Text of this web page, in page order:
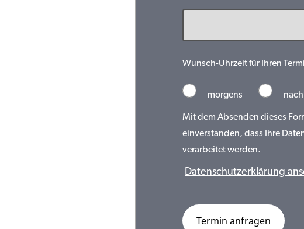
Wunsch-Uhrzeit für Ihren
morgens
Mit dem Absenden dieses
einverstanden, dass Ihre
verarbeitet werden.
Datenschutzerklärung